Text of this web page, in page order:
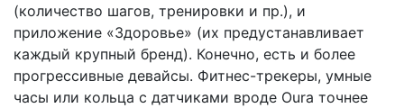
(количество шагов, тренировки и пр.), и
приложение «Здоровье» (их предустанавливает
каждый крупный бренд). Конечно, есть и более
прогрессивные девайсы. Фитнес-трекеры, умные
часы или кольца с датчиками вроде Oura точнее